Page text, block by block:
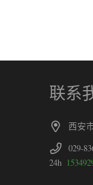
联系
西安
029-
24h